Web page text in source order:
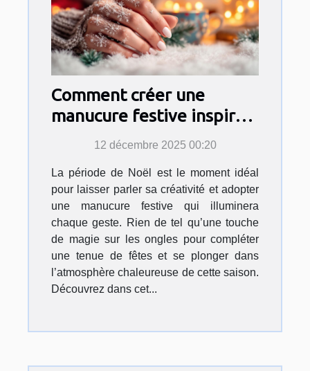
Comment créer une
manucure festive inspirée
par l'esprit de Noël ?
12 décembre 2025 00:20
La période de Noël est le moment idéal
pour laisser parler sa créativité et adopter
une manucure festive qui illuminera
chaque geste. Rien de tel qu’une touche
de magie sur les ongles pour compléter
une tenue de fêtes et se plonger dans
l’atmosphère chaleureuse de cette saison.
Découvrez dans cet...